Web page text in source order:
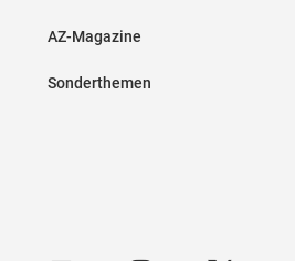
AZ-Magazine
Sonderthemen